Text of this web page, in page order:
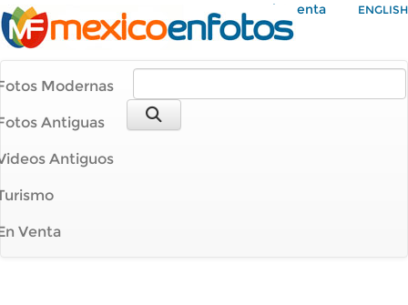
Mi Cuenta ENGLISH
Modernas
Antiguas
Antiguos
Venta